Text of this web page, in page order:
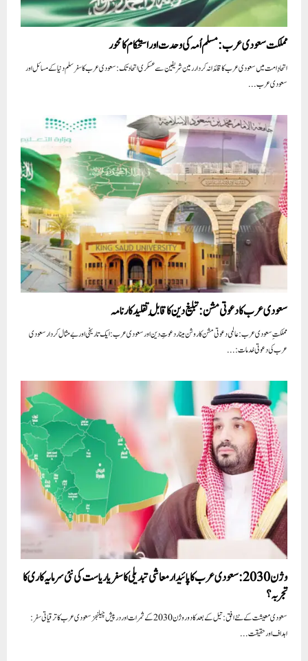
مملکت سعودی عرب: مسلم اُمہ کی وحدت اور استحکام کا محور
اتحادِ امت میں سعودی عرب کا قائدانہ کردار رمین شریفین سے عسکری اتحاد تک: سعودی عرب کا سفر سلم دنیا کے مسائل اور
سعودی عرب...
سعودی عرب کا دعوتی مشن: تبلیغ دین کا قابلِ تقلید کارنامہ
مملکتِ سعودی عرب: عالمی دعوتی مشن کا روشن مینار دعوتِ دین اور سعودی عرب: ایک تاریخی اور بے مثال کردار سعودی
عرب کی دعوتی خدمات:...
وژن 2030:سعودی عرب کا پائیدار معاشی تبدیلی کا سفر یا ریاست کی نئی سرمایہ کاری کا
تجربہ؟
سعودی معیشت کے نئے افق: تیل کے بعد کا دور وژن 2030 کے ثمرات اور درپیش چیلنجز سعودی عرب کا ترقیاتی سفر:
اہداف اور حقیقت...